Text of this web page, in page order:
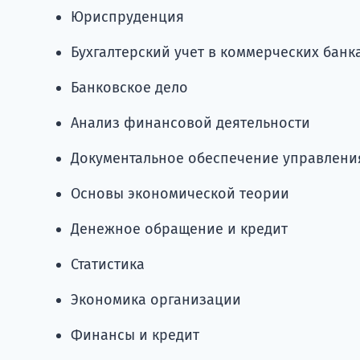
Юриспруденция
Бухгалтерский учет в коммерческих
Банковское дело
Анализ финансовой деятельности
Документальное обеспечение
Основы экономической теории
Денежное обращение и кредит
Статистика
Экономика организации
Финансы и кредит